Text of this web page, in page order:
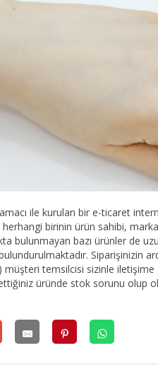
ile kurulan bir e-ticaret
birinin ürün sahibi,
bulunmayan bazı ürünler de
Siparişinizin
müşteri temsilcisi sizinle
üründe stok sorunu olup